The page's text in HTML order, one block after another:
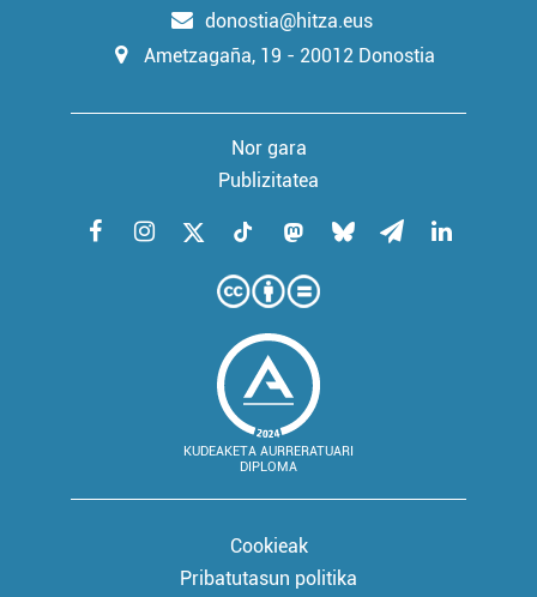
donostia@hitza.eus
Ametzagaña, 19 - 20012 Donostia
Nor gara
Publizitatea
KUDEAKETA AURRERATUARI
DIPLOMA
Cookieak
Pribatutasun politika